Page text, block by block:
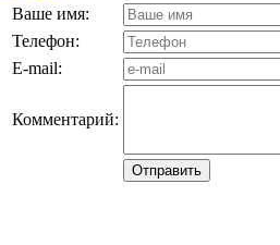
Ваше имя:
Телефон:
E-mail:
Комментарий: